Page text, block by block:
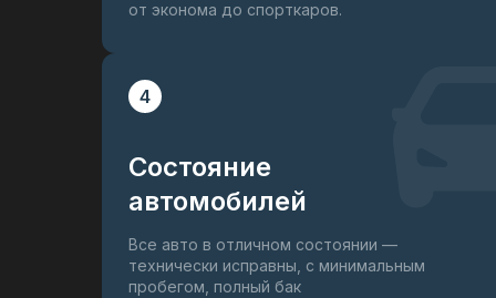
от эконома до спорткаров.
4
Состояние
автомобилей
Все авто в отличном состоянии —
технически исправны, с минимальным
пробегом, полный бак